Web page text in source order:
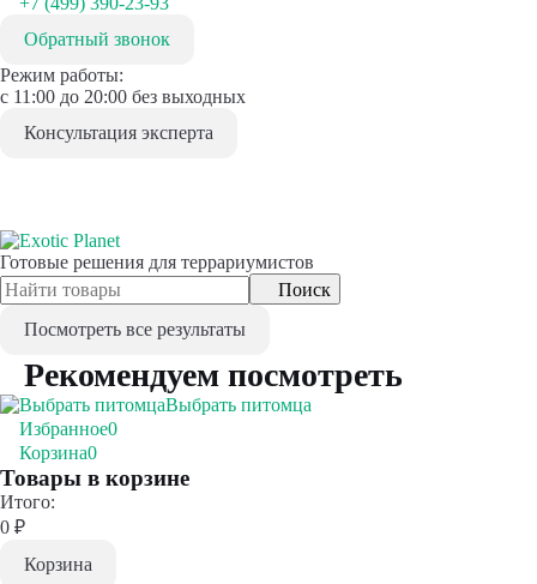
Обратный звонок
Режим работы:
с 11:00 до 20:00 без выходных
Консультация эксперта
Готовые решения для террариумистов
Поиск
Посмотреть все результаты
Рекомендуем посмотреть
Выбрать питомца
Избранное0
Корзина0
Товары в корзине
Итого:
0 ₽
Корзина